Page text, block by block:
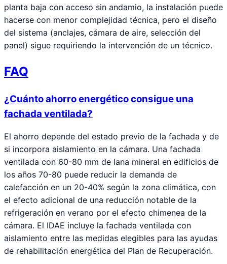
planta baja con acceso sin andamio, la instalación puede
hacerse con menor complejidad técnica, pero el diseño
del sistema (anclajes, cámara de aire, selección del
panel) sigue requiriendo la intervención de un técnico.
FAQ
¿Cuánto ahorro energético consigue una
fachada ventilada?
El ahorro depende del estado previo de la fachada y de
si incorpora aislamiento en la cámara. Una fachada
ventilada con 60-80 mm de lana mineral en edificios de
los años 70-80 puede reducir la demanda de
calefacción en un 20-40% según la zona climática, con
el efecto adicional de una reducción notable de la
refrigeración en verano por el efecto chimenea de la
cámara. El IDAE incluye la fachada ventilada con
aislamiento entre las medidas elegibles para las ayudas
de rehabilitación energética del Plan de Recuperación.